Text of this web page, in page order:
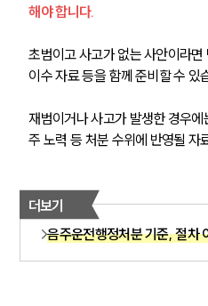
언론
공지
뉴스레터/
세
해야 합니다.
초범이고 사고가 없는 사안이라
이수 자료 등을 함께 준비할 수 있
재범이거나 사고가 발생한 경우
주 노력 등 처분 수위에 반영될 자
더보기
음주운전행정처분 기준, 절차